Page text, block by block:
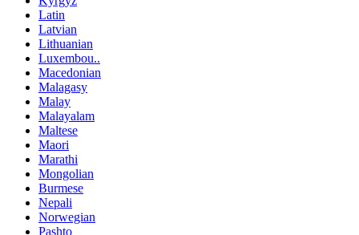
Latin
Latvian
Lithuanian
Luxembou..
Macedonian
Malagasy
Malay
Malayalam
Maltese
Maori
Marathi
Mongolian
Burmese
Nepali
Norwegian
Pashto